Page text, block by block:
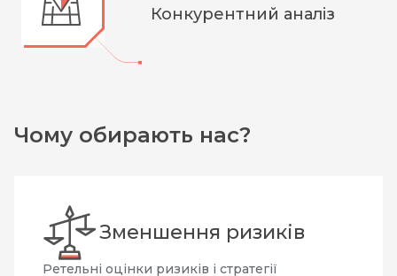
Конкурентний аналіз
Чому обирають нас?
Зменшення ризиків
Ретельні оцінки ризиків і стратегії